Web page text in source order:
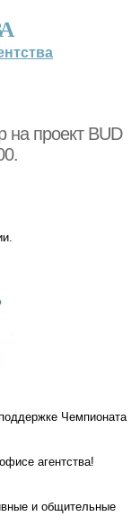
на проект BUD
Чемпионата
агентства!
и общительные